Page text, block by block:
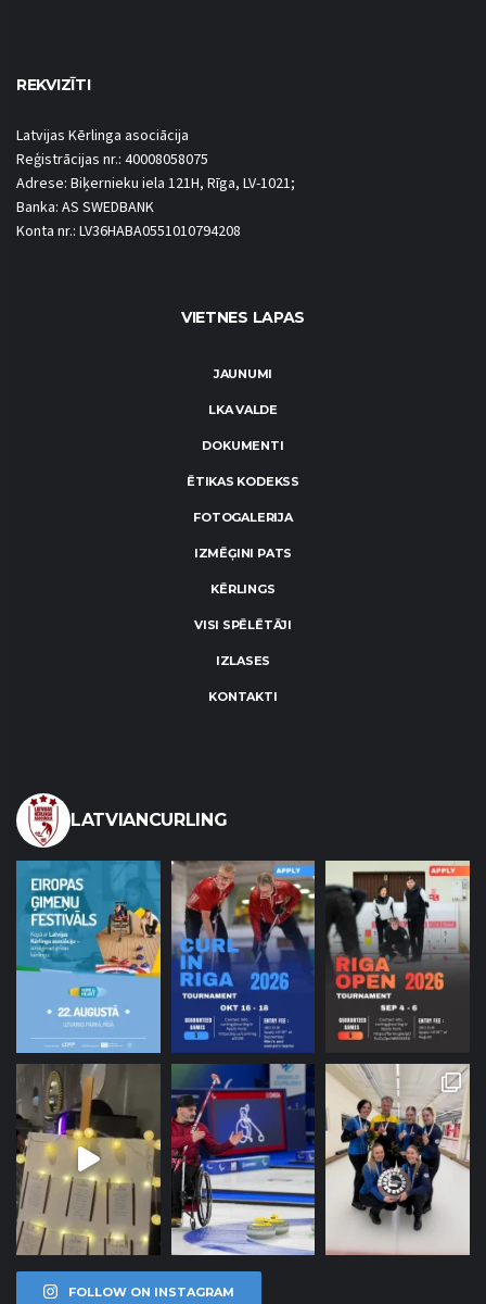
REKVIZĪTI
Latvijas Kērlinga asociācija
Reģistrācijas nr.: 40008058075
Adrese: Biķernieku iela 121H, Rīga, LV-1021;
Banka: AS SWEDBANK
Konta nr.: LV36HABA0551010794208
VIETNES LAPAS
JAUNUMI
LKA VALDE
DOKUMENTI
ĒTIKAS KODEKSS
FOTOGALERIJA
IZMĒĢINI PATS
KĒRLINGS
VISI SPĒLĒTĀJI
IZLASES
KONTAKTI
LATVIANCURLING
FOLLOW ON INSTAGRAM